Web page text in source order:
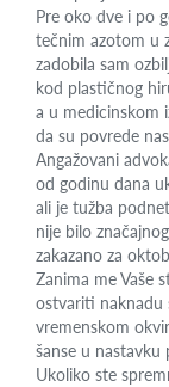
Pre oko dve i po
tečnim azotom u
zadobila sam
kod plastičnog
a u medicinskom
da su povrede
Angažovani
od godinu dana
ali je tužba
nije bilo
zakazano za
Zanima me Vaše
ostvariti naknadu
vremenskom
šanse u nastavku
Ukoliko ste